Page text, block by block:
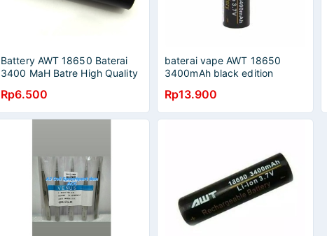
Battery AWT 18650 Baterai
3400 MaH Batre High Quality
AWT Hitam RECHARGEABLE
Rp6.500
baterai vape AWT 18650
3400mAh black edition
Rp13.900